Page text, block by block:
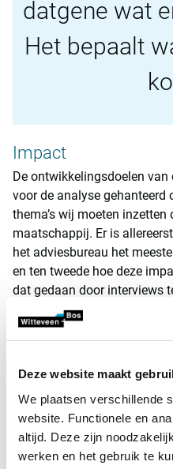
Deze website maakt
We plaatsen verschillende
website. Functionele en
altijd. Deze zijn
werken en het gebruik te
datgene wat
Het bepaalt
Impact
De ontwikkelingsdoelen
voor de analyse gehanteerd
thema’s wij moeten
maatschappij. Er is
het adviesbureau het
en ten tweede hoe deze
dat gedaan door interviews
verantwoordelijke functies
willekeurig gekozen deel
Doorvertaling naar
ontwerpprincipes
Bij ingenieursbureau
adviezen gegeven in relatie